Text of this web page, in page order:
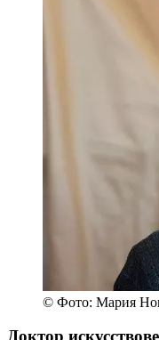
© Фото: Мария
Доктор